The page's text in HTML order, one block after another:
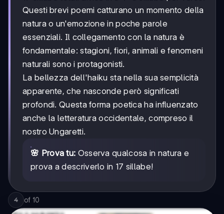
Questi brevi poemi catturano un momento della
natura o un'emozione in poche parole
essenziali. Il collegamento con la natura è
fondamentale: stagioni, fiori, animali e fenomeni
naturali sono i protagonisti.
La bellezza dell'haiku sta nella sua semplicità
apparente, che nasconde però significati
profondi. Questa forma poetica ha influenzato
anche la letteratura occidentale, compreso il
nostro Ungaretti.
🌸 Prova tu: Osserva qualcosa in natura e
prova a descriverlo in 17 sillabe!
4 of 10